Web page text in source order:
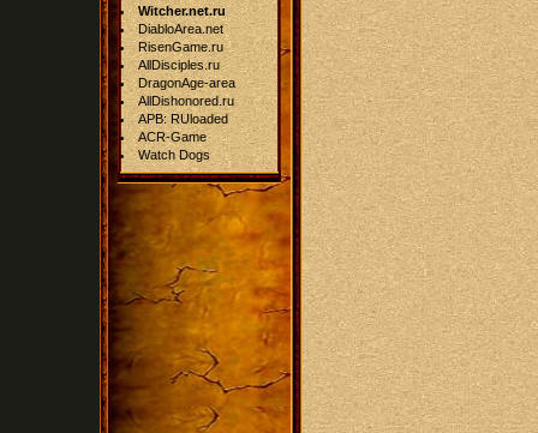
Witcher.net.ru
DiabloArea.net
RisenGame.ru
AllDisciples.ru
DragonAge-area
AllDishonored.ru
APB: RUloaded
ACR-Game
Watch Dogs